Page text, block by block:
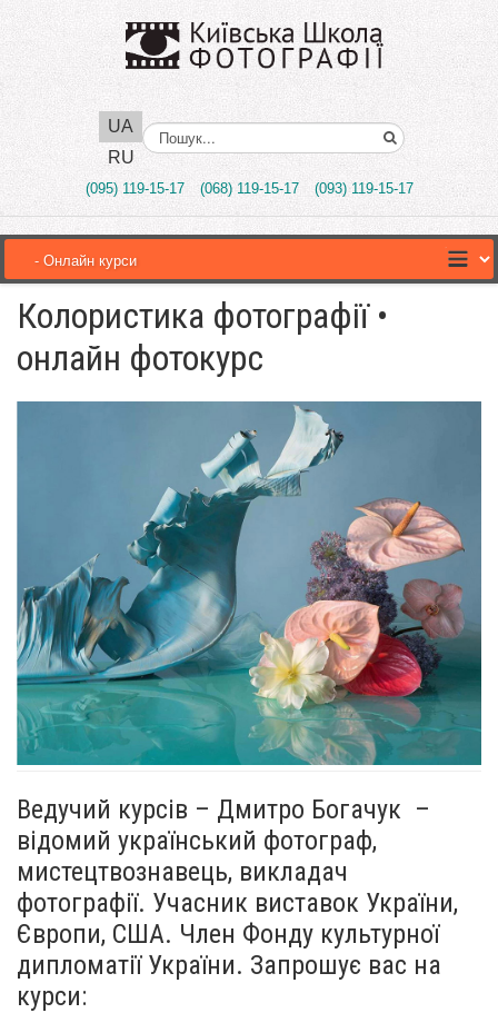
UA
RU
Поиск..
(095) 119-15-17 (068) 119-15-17 (093) 119-15-17
Колористика фотографії •
онлайн фотокурс
Ведучий курсів – Дмитро Богачук –
відомий український фотограф,
мистецтвознавець, викладач
фотографії. Учасник виставок України,
Європи, США. Член Фонду культурної
дипломатії України. Запрошує вас на
курси: